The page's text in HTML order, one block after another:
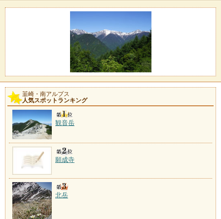
韮崎・南アルプス
人気スポットランキング
観音岳
願成寺
北岳